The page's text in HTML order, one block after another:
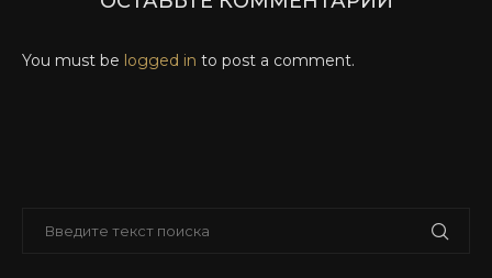
You must be logged in to post a comment.